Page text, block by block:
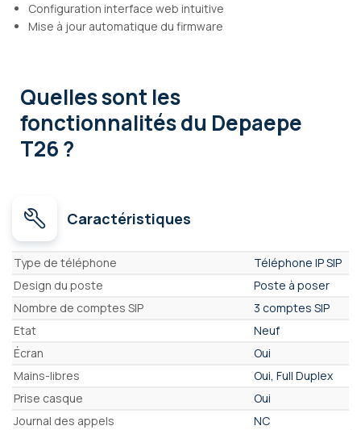
Configuration interface web intuitive
Mise à jour automatique du firmware
Quelles sont les
fonctionnalitésdu Depaepe
T26 ?
Caractéristiques
Caractéristiques
Type de téléphone
Téléphone IP SIP
Design du poste
Poste à poser
Nombre de comptes SIP
3 comptes SIP
Etat
Neuf
Écran
Oui
Mains-libres
Oui, Full Duplex
Prise casque
Oui
Journal des appels
NC